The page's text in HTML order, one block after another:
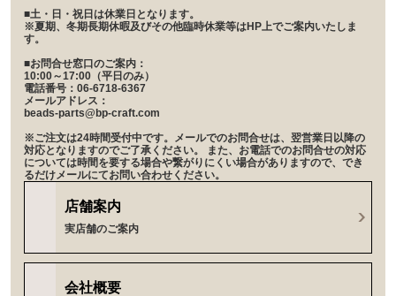
■土・日・祝日は休業日となります。
※夏期、冬期長期休暇及びその他臨時休業等はHP上でご案内いたしま
す。
■お問合せ窓口のご案内：
10:00～17:00（平日のみ）
電話番号：06-6718-6367
メールアドレス：
beads-parts@bp-craft.com
※ご注文は24時間受付中です。メールでのお問合せは、翌営業日以降の
対応となりますのでご了承ください。 また、お電話でのお問合せの対応
については時間を要する場合や繋がりにくい場合がありますので、でき
るだけメールにてお問い合わせください。
店舗案内
実店舗のご案内
会社概要